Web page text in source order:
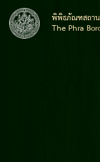
พิพิธภัณฑสถา
The Phra